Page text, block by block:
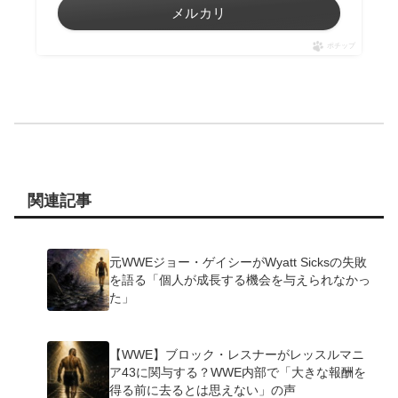
メルカリ
ポチップ
関連記事
元WWEジョー・ゲイシーがWyatt Sicksの失敗
を語る「個人が成長する機会を与えられなかっ
た」
【WWE】ブロック・レスナーがレッスルマニ
ア43に関与する？WWE内部で「大きな報酬を
得る前に去るとは思えない」の声